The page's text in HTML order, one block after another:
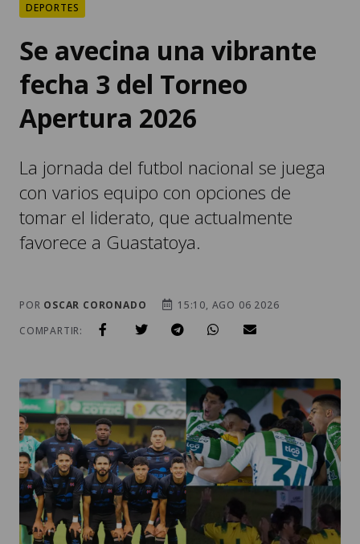
DEPORTES
Se avecina una vibrante
fecha 3 del Torneo
Apertura 2026
La jornada del futbol nacional se juega
con varios equipo con opciones de
tomar el liderato, que actualmente
favorece a Guastatoya.
POR OSCAR CORONADO
15:10, AGO 06 2026
COMPARTIR: